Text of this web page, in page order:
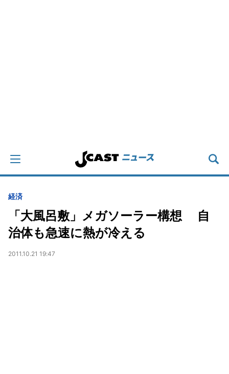
経済
「大風呂敷」メガソーラー構想 自
治体も急速に熱が冷える
2011.10.21 19:47